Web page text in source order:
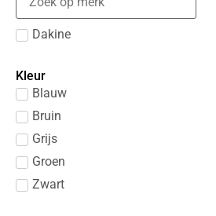
Dakine
Kleur
Blauw
Bruin
Grijs
Groen
Zwart